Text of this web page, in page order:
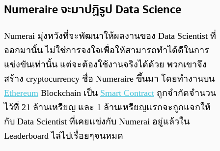
Numeraire จะมาปฏิรูป Data Science
Numerai มุ่งหวังที่จะพัฒนาให้ผลงานของ Data Scientist ที่
ออกมานั้น ไม่ใช่การจงใจเพื่อให้สามารถทำได้ดีในการ
แข่งขันเท่านั้น แต่จะต้องใช้งานจริงได้ด้วย พวกเขาจึง
สร้าง cryptocurrency ชื่อ Numeraire ขึ้นมา โดยทำงานบน
Ethereum Blockchain เป็น Smart Contract ถูกจำกัดจำนวน
ไว้ที่ 21 ล้านเหรียญ และ 1 ล้านเหรียญแรกจะถูกแจกให้
กับ Data Scientist ที่เคยแข่งกับ Numerai อยู่แล้วใน
Leaderboard ไล่ไปเรื่อยๆจนหมด